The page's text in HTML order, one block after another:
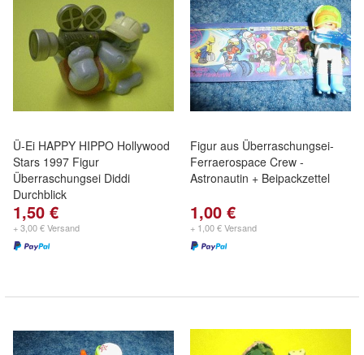
Ü-Ei HAPPY HIPPO Hollywood
Stars 1997 Figur
Überraschungsei Diddi
Durchblick
1,50 €
+ 3,00 € Versand
Figur aus Überraschungsei-
Ferraerospace Crew -
Astronautin + Beipackzettel
1,00 €
+ 1,00 € Versand